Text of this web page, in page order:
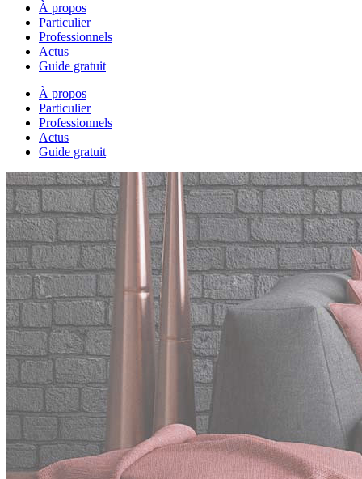
À propos
Particulier
Professionnels
Actus
Guide gratuit
À propos
Particulier
Professionnels
Actus
Guide gratuit